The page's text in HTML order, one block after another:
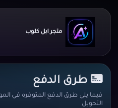
متجر ابل كلوب
طرق الدفع
فيما يلي طرق الدفع المتوفره في
التحويل